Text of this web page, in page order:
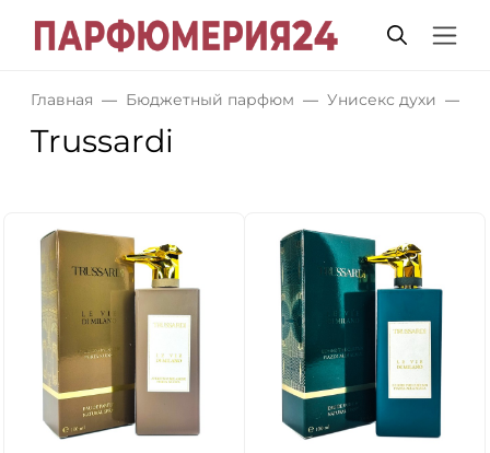
Главная Бюджетный парфюм Унисекс духи
Trussardi